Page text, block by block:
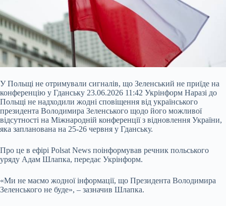
У Польщі не отримували сигналів, що Зеленський не приїде на
конференцію у Гданську 23.06.2026 11:42 Укрінформ Наразі до
Польщі не надходили жодні сповіщення від українського
президента Володимира Зеленського щодо його можливої
відсутності на Міжнародній конференції з відновлення України,
яка запланована на 25-26 червня у Гданську.
Про це в ефірі Polsat News поінформував речник польського
уряду Адам Шлапка, передає Укрінформ.
«Ми не маємо жодної інформації, що Президента Володимира
Зеленського не буде», – зазначив Шлапка.